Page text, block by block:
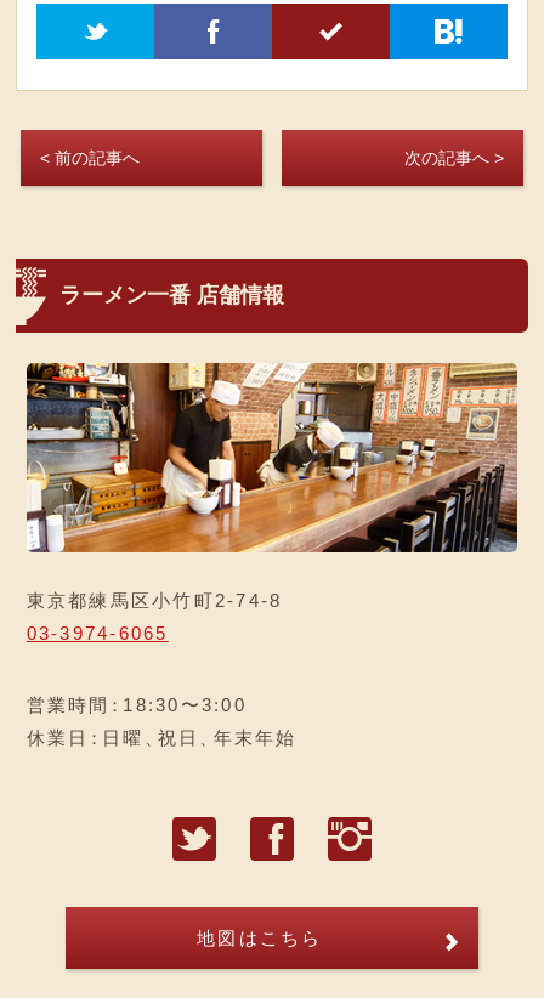
t f 5 h
< 前の記事へ 次の記事へ >
ラーメン一番 店舗情報
東京都練馬区小竹町2-74-8
03-3974-6065
営業時間 ：18:30〜3:00
休業日 ：日曜 、祝日 、年末年始
T F I
地図はこちら